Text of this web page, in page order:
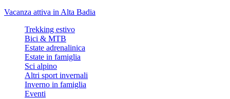
Vacanza attiva in Alta Badia
Trekking estivo
Bici & MTB
Estate adrenalinica
Estate in famiglia
Sci alpino
Altri sport invernali
Inverno in famiglia
Eventi